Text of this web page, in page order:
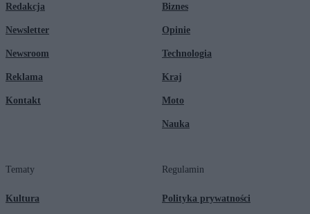
Redakcja
Newsletter
Newsroom
Reklama
Kontakt
Biznes
Opinie
Technologia
Kraj
Moto
Nauka
Tematy
Kultura
Regulamin
Polityka prywatności